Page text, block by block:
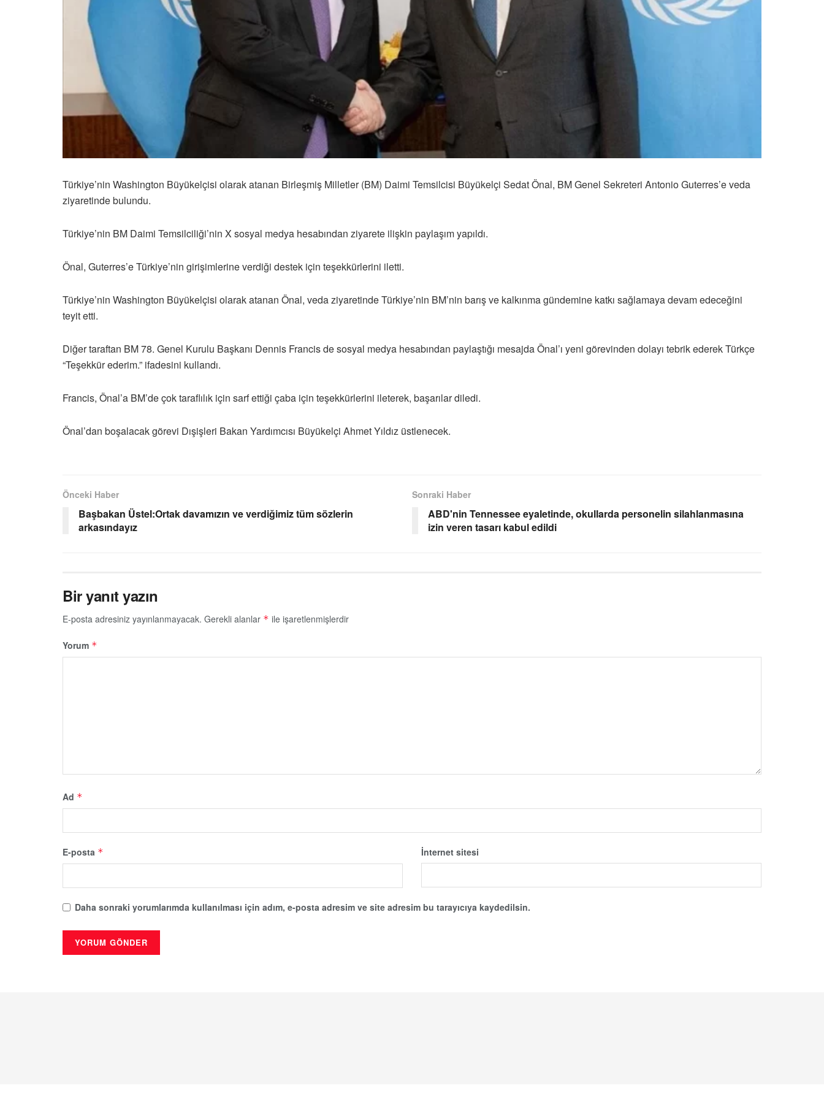
Türkiye’nin Washington Büyükelçisi olarak atanan Birleşmiş Milletler (BM) Daimi Temsilcisi Büyükelçi Sedat Önal, BM Genel Sekreteri Antonio Guterres’e veda
ziyaretinde bulundu.
Türkiye’nin BM Daimi Temsilciliği’nin X sosyal medya hesabından ziyarete ilişkin paylaşım yapıldı.
Önal, Guterres’e Türkiye’nin girişimlerine verdiği destek için teşekkürlerini iletti.
Türkiye’nin Washington Büyükelçisi olarak atanan Önal, veda ziyaretinde Türkiye’nin BM’nin barış ve kalkınma gündemine katkı sağlamaya devam edeceğini
teyit etti.
Diğer taraftan BM 78. Genel Kurulu Başkanı Dennis Francis de sosyal medya hesabından paylaştığı mesajda Önal’ı yeni görevinden dolayı tebrik ederek Türkçe
“Teşekkür ederim.” ifadesini kullandı.
Francis, Önal’a BM’de çok taraflılık için sarf ettiği çaba için teşekkürlerini ileterek, başarılar diledi.
Önal’dan boşalacak görevi Dışişleri Bakan Yardımcısı Büyükelçi Ahmet Yıldız üstlenecek.
Önceki Haber
Başbakan Üstel:Ortak davamızın ve verdiğimiz tüm sözlerin
arkasındayız
Sonraki Haber
ABD'nin Tennessee eyaletinde, okullarda personelin silahlanmasına
izin veren tasarı kabul edildi
Bir yanıt yazın
E-posta adresiniz yayınlanmayacak. Gerekli alanlar * ile işaretlenmişlerdir
Yorum *
Ad *
E-posta * İnternet sitesi
Daha sonraki yorumlarımda kullanılması için adım, e-posta adresim ve site adresim bu tarayıcıya kaydedilsin.